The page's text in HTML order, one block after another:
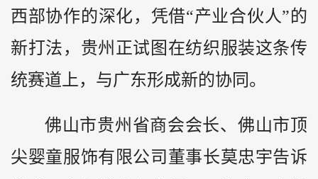
西部协作的深化，凭借“产业合伙人”的
新打法，贵州正试图在纺织服装这条传
统赛道上，与广东形成新的协同。
佛山市贵州省商会会长、佛山市顶
尖婴童服饰有限公司董事长莫忠宇告诉